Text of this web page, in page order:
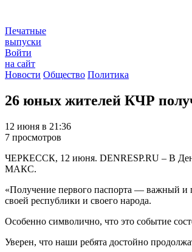
Печатные
выпуски
Войти
на сайт
Новости Общество Политика
26 юных жителей КЧР
12 июня в 21:36
7 просмотров
ЧЕРКЕССК, 12 июня. DENRESP.RU – В
МАКС.
«Получение первого паспорта — важный и
своей республики и своего народа.
Особенно символично, что это событие
Уверен, что наши ребята достойно